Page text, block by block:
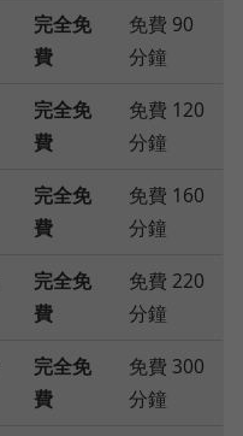
完全免
費
免費 90
分鐘
完全免
費
免費 120
分鐘
完全免
費
免費 160
分鐘
完全免
費
免費 220
分鐘
完全免
費
免費 300
分鐘